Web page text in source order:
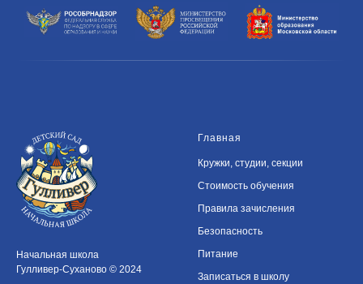
Начальная школа
Гулливер-Суханово © 2024
Главная
Кружки, студии, секции
Стоимость обучения
Правила зачисления
Безопасность
Питание
Записаться в школу